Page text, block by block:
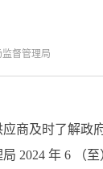
督管理局
及时了解政府
2024 年 6 （